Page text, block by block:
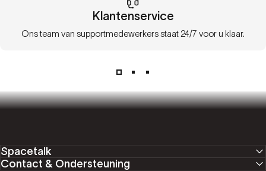
Klantenservice
Ons team van supportmedewerkers staat 24/7 voor u klaar.
Spacetalk
Contact & Ondersteuning